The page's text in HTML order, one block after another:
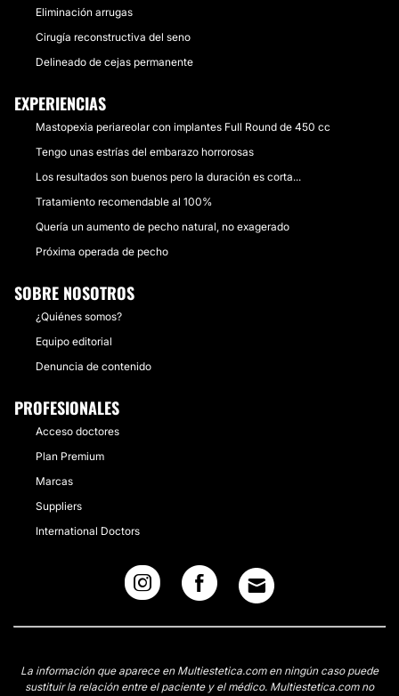
Eliminación arrugas
Cirugía reconstructiva del seno
Delineado de cejas permanente
EXPERIENCIAS
Mastopexia periareolar con implantes Full Round de 450 cc
Tengo unas estrías del embarazo horrorosas
Los resultados son buenos pero la duración es corta...
Tratamiento recomendable al 100%
Quería un aumento de pecho natural, no exagerado
Próxima operada de pecho
SOBRE NOSOTROS
¿Quiénes somos?
Equipo editorial
Denuncia de contenido
PROFESIONALES
Acceso doctores
Plan Premium
Marcas
Suppliers
International Doctors
La información que aparece en Multiestetica.com en ningún caso puede
sustituir la relación entre el paciente y el médico. Multiestetica.com no